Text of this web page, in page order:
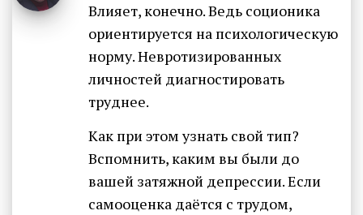
Влияет, конечно. Ведь соционика
ориентируется на психологическую
норму. Невротизированных
личностей диагностировать
труднее.
Как при этом узнать свой тип?
Вспомнить, каким вы были до
вашей затяжной депрессии. Если
самооценка даётся с трудом,